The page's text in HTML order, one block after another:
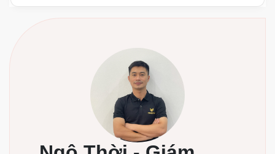
Tủ bếp gỗ công nghiệp MDF chống ẩm, mẫu
Kinh nghiệm làm tủ bếp gỗ công nghiệp bền
Báo giá tủ bếp mới nhất tại Nội Thất Thuận